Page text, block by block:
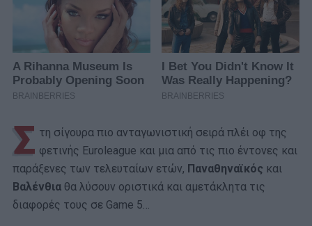
Σ τη σίγουρα πιο ανταγωνιστική σειρά πλέι οφ της
φετινής Euroleague και μια από τις πιο έντονες και
παράξενες των τελευταίων ετών, Παναθηναϊκός και
Βαλένθια θα λύσουν οριστικά και αμετάκλητα τις
διαφορές τους σε Game 5…